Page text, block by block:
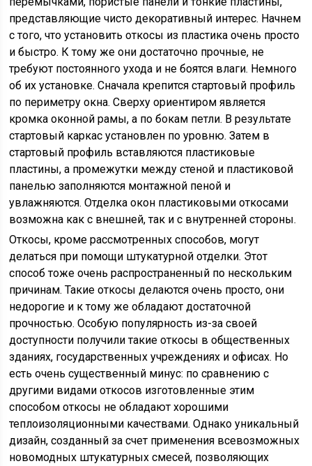
представляющие чисто декоративный интерес. Начнем
с того, что установить откосы из пластика очень просто
и быстро. К тому же они достаточно прочные, не
требуют постоянного ухода и не боятся влаги. Немного
об их установке. Сначала крепится стартовый профиль
по периметру окна. Сверху ориентиром является
кромка оконной рамы, а по бокам петли. В результате
стартовый каркас установлен по уровню. Затем в
стартовый профиль вставляются пластиковые
пластины, а промежутки между стеной и пластиковой
панелью заполняются монтажной пеной и
увлажняются. Отделка окон пластиковыми откосами
возможна как с внешней, так и с внутренней стороны.
Откосы, кроме рассмотренных способов, могут
делаться при помощи штукатурной отделки. Этот
способ тоже очень распространенный по нескольким
причинам. Такие откосы делаются очень просто, они
недорогие и к тому же обладают достаточной
прочностью. Особую популярность из-за своей
доступности получили такие откосы в общественных
зданиях, государственных учреждениях и офисах. Но
есть очень существенный минус: по сравнению с
другими видами откосов изготовленные этим
способом откосы не обладают хорошими
теплоизоляционными качествами. Однако уникальный
дизайн, созданный за счет применения всевозможных
новомодных штукатурных смесей, позволяющих